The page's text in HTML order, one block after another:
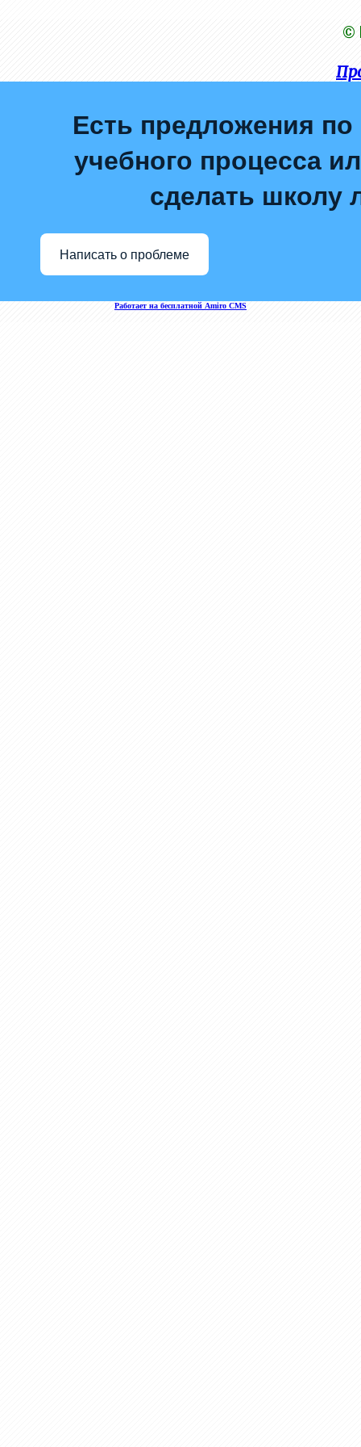
©
Есть предложения по
учебного процесса
сделать школу
Написать о проблеме
Работает на бесплатной Amiro CMS